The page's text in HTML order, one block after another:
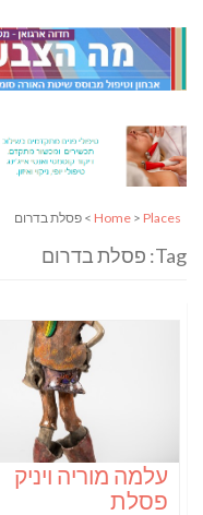
Home > Places > פסלת בדרום
Tag: פסלת בדרום
עלמה מוריה ויניק
פסלת